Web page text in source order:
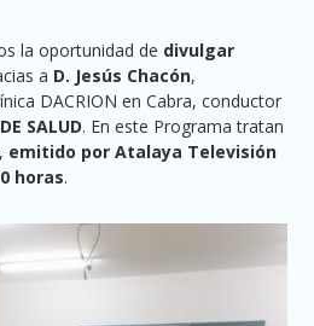
la oportunidad de divulgar
a D. Jesús Chacón,
DACRION en Cabra, conductor
SALUD. En este Programa tratan
emitido por Atalaya Televisión
horas.